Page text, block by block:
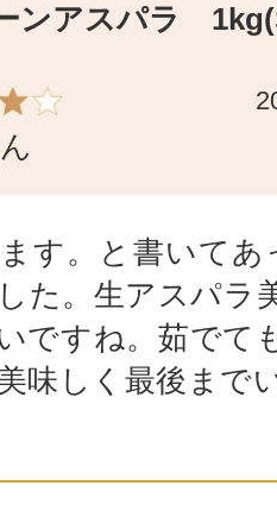
ンアスパラ
す。と書いてあ
た。生アスパラ
ですね。茹でて
味しく最後まで